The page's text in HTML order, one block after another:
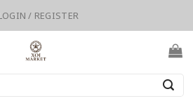
/ REGISTER